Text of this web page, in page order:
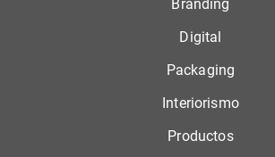
Branding
Digital
Packaging
Interiorismo
Productos